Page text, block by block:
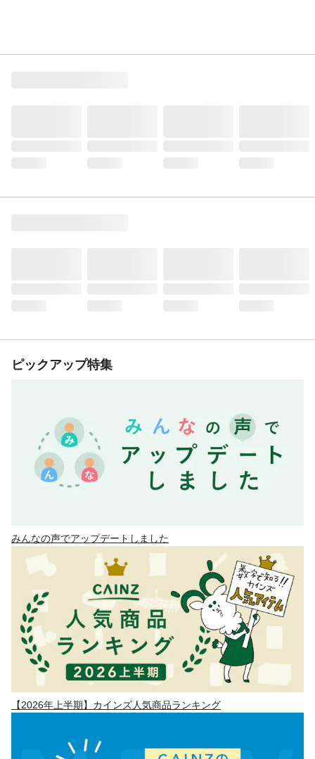
ピックアップ特集
みんなの声でアップデートしました
【2026年上半期】カインズ人気商品ランキング